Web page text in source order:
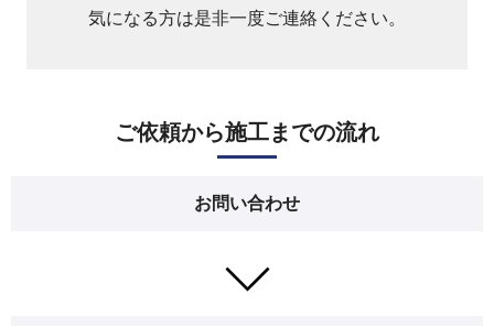
気になる方は是非一度ご連絡ください。
ご依頼から施工までの流れ
お問い合わせ